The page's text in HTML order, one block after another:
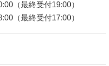
（最終受付19:00）
（最終受付17:00）